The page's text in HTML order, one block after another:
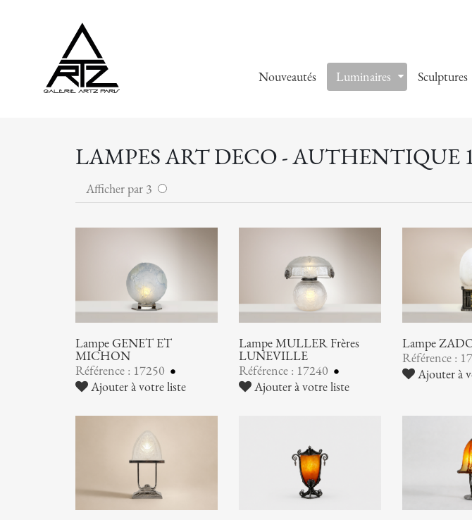
Nouveautés Luminaires Sculptures
LAMPES ART DECO - AUTHENTIQUE
Afficher par 3
Lampe GENET ET
MICHON
Référence : 17250
Ajouter à votre liste
Lampe MULLER Frères
LUNEVILLE
Référence : 17240
Ajouter à votre liste
Lampe
Référence :
Ajouter à